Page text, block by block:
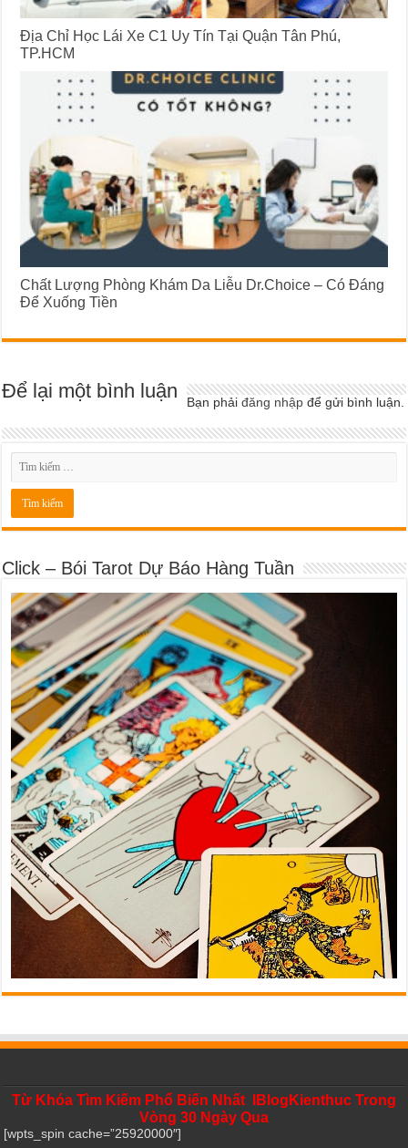
Địa Chỉ Học Lái Xe C1 Uy Tín Tại Quận Tân Phú,
TP.HCM
Chất Lượng Phòng Khám Da Liễu Dr.Choice – Có Đáng
Để Xuống Tiền
Để lại một bình luận Bạn phảiđăng nhập để gửi bình luận.
Click – Bói Tarot Dự Báo Hàng Tuần
Từ Khóa Tìm Kiếm Phổ Biến Nhất IBlogKienthuc Trong
Vòng 30 Ngày Qua
[wpts_spin cache=”25920000″]